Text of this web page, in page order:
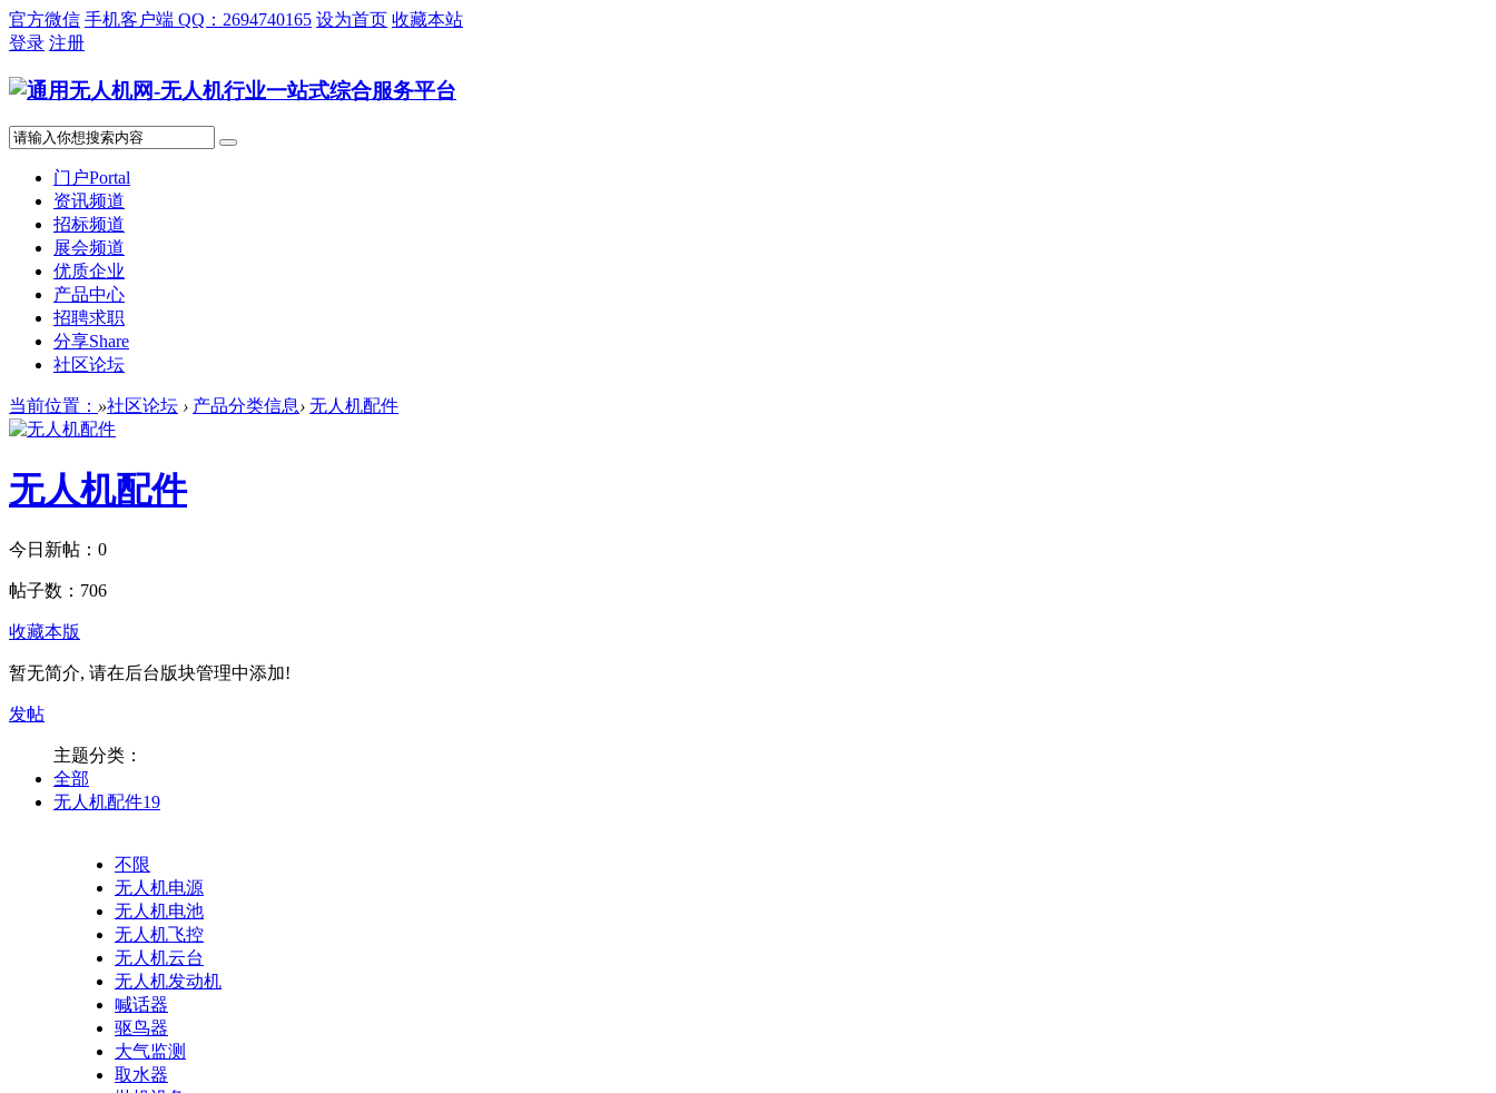
官方微信 手机客户端 QQ：2694740165 设为首页 收藏本站
登录 注册
门户Portal
资讯频道
招标频道
展会频道
优质企业
产品中心
招聘求职
分享Share
社区论坛
当前位置： »社区论坛 › 产品分类信息› 无人机配件
无人机配件
今日新帖： 0
帖子数： 706
收藏本版
暂无简介, 请在后台版块管理中添加!
发帖
主题分类：
全部
无人机配件19
不限
无人机电源
无人机电池
无人机飞控
无人机云台
无人机发动机
喊话器
驱鸟器
大气监测
取水器